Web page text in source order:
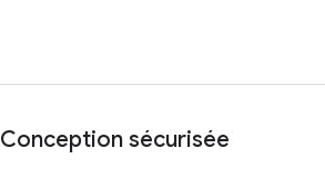
Conception sécurisée